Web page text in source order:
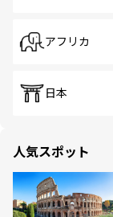
アフリカ
日本
人気スポット